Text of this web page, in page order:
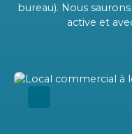
bureau). Nous
active et